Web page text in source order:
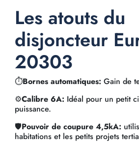
Les atouts du
disjoncteur
20303
⏱️Bornes automatiques: Gain de
⚙️Calibre 6A: Idéal pour un petit
puissance.
🛡️Pouvoir de coupure 4,5kA:
habitations et les petits projets